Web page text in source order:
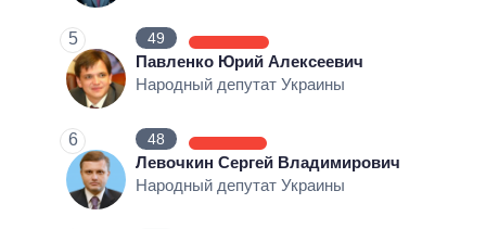
5 49
Павленко Юрий Алексеевич
Народный депутат Украины
6 48
Левочкин Сергей Владимирович
Народный депутат Украины